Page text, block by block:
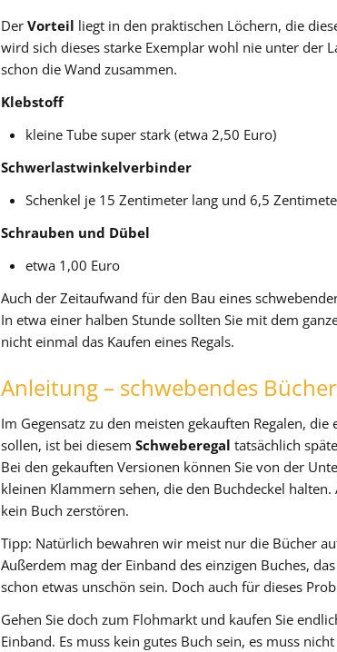
Der Vorteil liegt in den praktischen Löchern, die
wird sich dieses starke Exemplar wohl nie unter der
schon die Wand zusammen.
Klebstoff
kleine Tube super stark (etwa 2,50 Euro)
Schwerlastwinkelverbinder
Schenkel je 15 Zentimeter lang und 6,5
Schrauben und Dübel
etwa 1,00 Euro
Auch der Zeitaufwand für den Bau eines
In etwa einer halben Stunde sollten Sie mit dem
nicht einmal das Kaufen eines Regals.
Anleitung – schwebendes
Im Gegensatz zu den meisten gekauften Regalen,
sollen, ist bei diesem Schweberegal tatsächlich
Bei den gekauften Versionen können Sie von der
kleinen Klammern sehen, die den Buchdeckel
kein Buch zerstören.
Tipp: Natürlich bewahren wir meist nur die Bücher
Außerdem mag der Einband des einzigen Buches,
schon etwas unschön sein. Doch auch für dieses
Gehen Sie doch zum Flohmarkt und kaufen Sie
Einband. Es muss kein gutes Buch sein, es muss